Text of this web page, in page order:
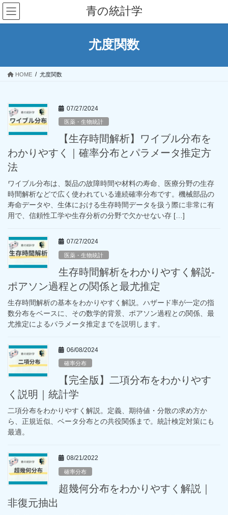
コ
ン
テ
ス
ナ
ビ
ゲ
ン
青の統計学
尤度関数
HOME 尤度関数
07/27/2024
医薬・生物統計
【生存時間解析】ワイブル分布を
わかりやすく｜確率分布とパラメータ推定方
法
ワイブル分布は、製品の故障時間や材料の寿命、医療分野の生存
時間解析などで広く使われている連続確率分布です。機械部品の
寿命データや、生体における生存時間データを扱う際に非常に有
用で、信頼性工学や生存分析の分野で欠かせない存 […]
07/27/2024
医薬・生物統計
生存時間解析をわかりやすく解説-
ポアソン過程との関係と最尤推定
生存時間解析の基本をわかりやすく解説。ハザード率が一定の指
数分布をベースに、その数学的背景、ポアソン過程との関係、最
尤推定によるパラメータ推定までを説明します。
06/08/2024
確率分布
【完全版】二項分布をわかりやす
く説明｜統計学
二項分布をわかりやすく解説。定義、期待値・分散の求め方か
ら、正規近似、ベータ分布との共役関係まで。統計検定対策にも
最適。
08/21/2022
確率分布
超幾何分布をわかりやすく解説｜
非復元抽出